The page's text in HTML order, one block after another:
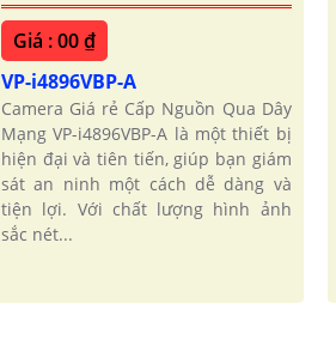
Giá : 00 ₫
VP-i4896VBP-A
Camera Giá rẻ Cấp Nguồn Qua Dây
Mạng VP-i4896VBP-A là một thiết bị
hiện đại và tiên tiến, giúp bạn giám
sát an ninh một cách dễ dàng và
tiện lợi. Với chất lượng hình ảnh
sắc nét...